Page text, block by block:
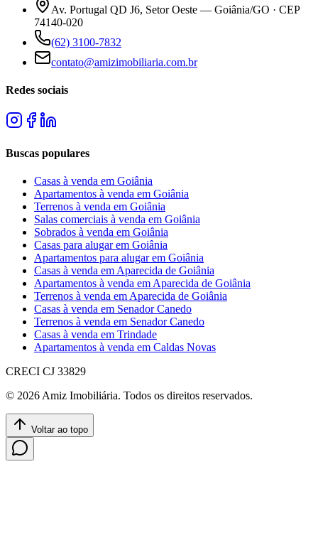
Av. Portugal QD J6, Setor Oeste — Goiânia/GO · CEP
74140-020
(62) 3100-7832
contato@amizimobiliaria.com.br
Redes sociais
Buscas populares
Casas à venda em Goiânia
Apartamentos à venda em Goiânia
Terrenos à venda em Goiânia
Salas comerciais à venda em Goiânia
Sobrados à venda em Goiânia
Casas para alugar em Goiânia
Apartamentos para alugar em Goiânia
Casas à venda em Aparecida de Goiânia
Apartamentos à venda em Aparecida de Goiânia
Terrenos à venda em Aparecida de Goiânia
Casas à venda em Senador Canedo
Terrenos à venda em Senador Canedo
Casas à venda em Trindade
Apartamentos à venda em Caldas Novas
CRECI CJ 33829
© 2026 Amiz Imobiliária. Todos os direitos reservados.
Voltar ao topo